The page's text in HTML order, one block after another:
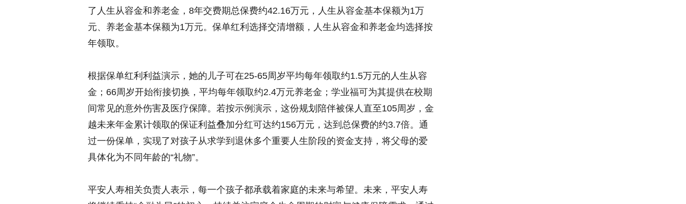
了人生从容金和养老金，8年交费期总保费约42.16万元，人生从容金基本保额为1万
元、养老金基本保额为1万元。保单红利选择交清增额，人生从容金和养老金均选择按
年领取。
根据保单红利利益演示，她的儿子可在25-65周岁平均每年领取约1.5万元的人生从容
金；66周岁开始衔接切换，平均每年领取约2.4万元养老金；学业福可为其提供在校期
间常见的意外伤害及医疗保障。若按示例演示，这份规划陪伴被保人直至105周岁，金
越未来年金累计领取的保证利益叠加分红可达约156万元，达到总保费的约3.7倍。通
过一份保单，实现了对孩子从求学到退休多个重要人生阶段的资金支持，将父母的爱
具体化为不同年龄的“礼物”。
平安人寿相关负责人表示，每一个孩子都承载着家庭的未来与希望。未来，平安人寿